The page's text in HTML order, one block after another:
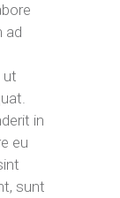
ad
ut
in
eu
sunt